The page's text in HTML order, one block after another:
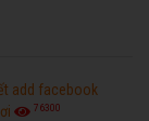
add facebook
76300